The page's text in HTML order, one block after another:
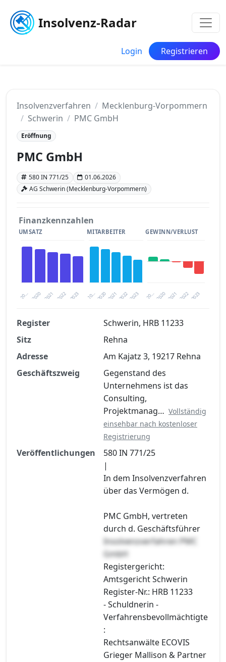
Insolvenz-Radar
Login Registrieren
Insolvenzverfahren
Mecklenburg-Vorpommern
Schwerin
PMC GmbH
Eröffnung
PMC GmbH
580 IN 771/25
01.06.2026
AG Schwerin (Mecklenburg-Vorpommern)
Finanzkennzahlen
UMSATZ
20… 2021 2023
2020 2022
MITARBEITER
20… 2021 2023
2020 2022
GEWINN/VERLUST
20… 2021 2023
2020 2022
Finanzkennzahlen nach kostenloser
Registrierung verfügbar
Jetzt kostenlos registrieren
Register
Schwerin, HRB 11233
Sitz
Rehna
Adresse
Am Kajatz 3, 19217 Rehna
Geschäftszweig
Gegenstand des
Unternehmens ist das
Consulting,
Projektmanag… Vollständig
einsehbar nach kostenloser
Registrierung
Veröffentlichungen
580 IN 771/25
|
In dem Insolvenzverfahren
über das Vermögen d.
PMC GmbH, vertreten
durch d. Geschäftsführer
Insolvenzverfahren PMC
GmbH
Registergericht:
Amtsgericht Schwerin
Register-Nr.: HRB 11233
- Schuldnerin -
Verfahrensbevollmächtigte
:
Rechtsanwälte ECOVIS
Grieger Mallison & Partner